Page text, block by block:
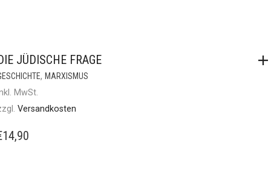
JÜDISCHE FRAGE
, MARXISMUS
MwSt.
Versandkosten
14,90